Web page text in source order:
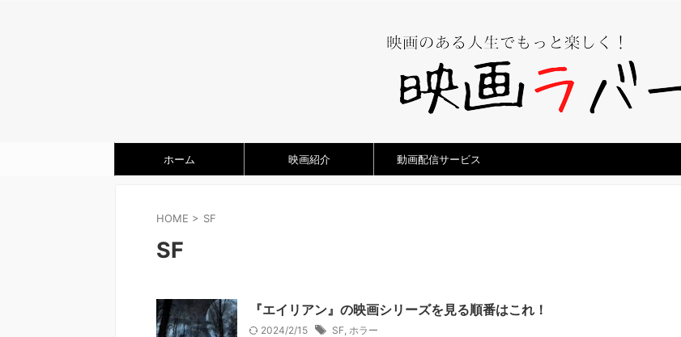
ホーム 映画紹介 動画配信サービス
HOME > SF
SF
『エイリアン』の映画シリーズを見る順番はこれ！
2024/2/15 SF, ホラー